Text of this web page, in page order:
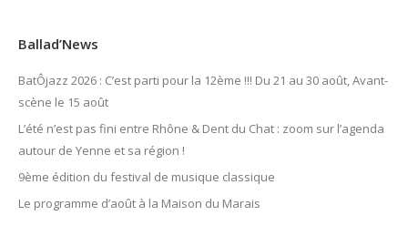
Ballad’News
BatÔjazz 2026 : C’est parti pour la 12ème !!! Du 21 au 30 août, Avant-
scène le 15 août
L’été n’est pas fini entre Rhône & Dent du Chat : zoom sur l’agenda
autour de Yenne et sa région !
9ème édition du festival de musique classique
Le programme d’août à la Maison du Marais